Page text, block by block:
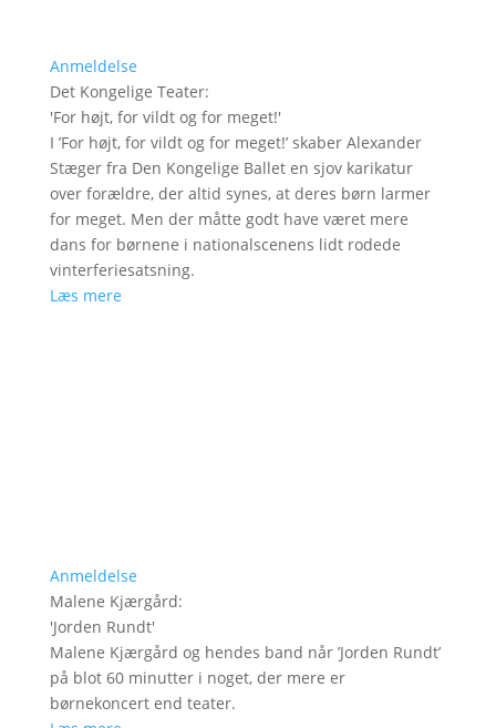
Anmeldelse
Det Kongelige Teater:
'For højt, for vildt og for meget!'
I ’For højt, for vildt og for meget!’ skaber Alexander
Stæger fra Den Kongelige Ballet en sjov karikatur
over forældre, der altid synes, at deres børn larmer
for meget. Men der måtte godt have været mere
dans for børnene i nationalscenens lidt rodede
vinterferiesatsning.
Læs mere
Anmeldelse
Malene Kjærgård:
'Jorden Rundt'
Malene Kjærgård og hendes band når ’Jorden Rundt’
på blot 60 minutter i noget, der mere er
børnekoncert end teater.